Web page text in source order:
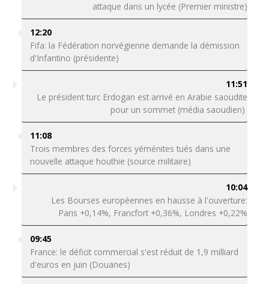
attaque dans un lycée (Premier ministre)
12:20
Fifa: la Fédération norvégienne demande la démission
d'Infantino (présidente)
11:51
Le président turc Erdogan est arrivé en Arabie saoudite
pour un sommet (média saoudien)
11:08
Trois membres des forces yéménites tués dans une
nouvelle attaque houthie (source militaire)
10:04
Les Bourses européennes en hausse à l'ouverture:
Paris +0,14%, Francfort +0,36%, Londres +0,22%
09:45
France: le déficit commercial s'est réduit de 1,9 milliard
d'euros en juin (Douanes)